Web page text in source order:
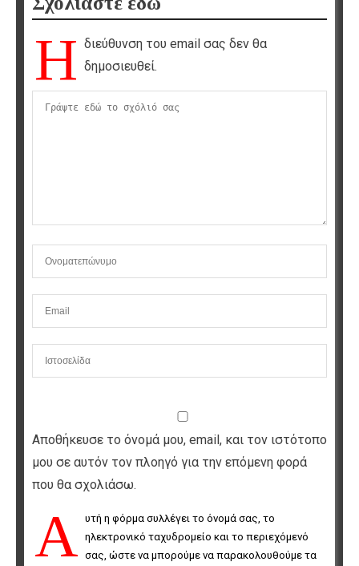
Η διεύθυνση του email σας δεν θα
δημοσιευθεί.
Αποθήκευσε το όνομά μου, email, και τον ιστότοπο
μου σε αυτόν τον πλοηγό για την επόμενη φορά
που θα σχολιάσω.
Α υτή η φόρμα συλλέγει το όνομά σας, το
ηλεκτρονικό ταχυδρομείο και το περιεχόμενό
σας, ώστε να μπορούμε να παρακολουθούμε τα